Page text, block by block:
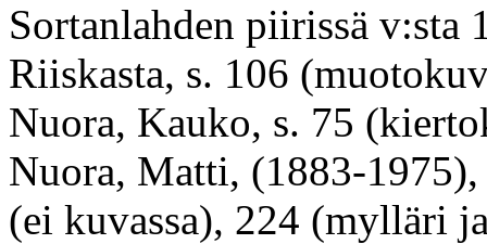
Sortanlahden piirissä
Riiskasta, s. 106
Nuora, Kauko, s. 75
Nuora, Matti, (1883-1975
(ei kuvassa), 224 (mylläri